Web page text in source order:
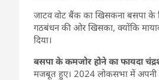
जाटव वोट बैंक का खिसकना बसपा के
गठबंधन की ओर खिसका, क्योंकि
दिया।
बसपा के कमजोर होने का फायदा
मजबूत हुए। 2024 लोकसभा में अपनी